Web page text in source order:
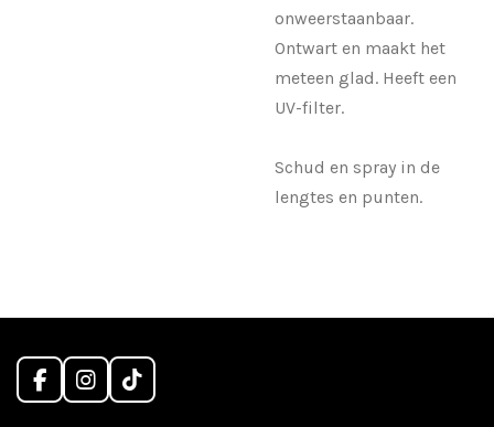
onweerstaanbaar.
Ontwart en maakt het
meteen glad. Heeft een
UV-filter.
Schud en spray in de
lengtes en punten.
F
a
I
n
T
i